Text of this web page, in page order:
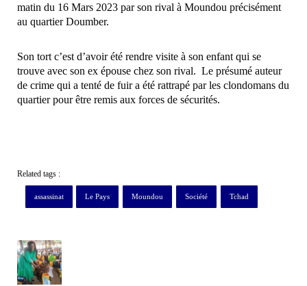
matin du 16 Mars 2023 par son rival à Moundou précisément
au quartier Doumber.
Son tort c’est d’avoir été rendre visite à son enfant qui se
trouve avec son ex épouse chez son rival. Le présumé auteur
de crime qui a tenté de fuir a été rattrapé par les clondomans du
quartier pour être remis aux forces de sécurités.
Related tags :
assassinat Le Pays Moundou Société Tchad